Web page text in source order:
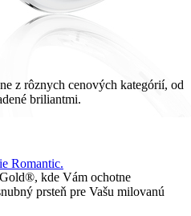
Romantic.
z rôznych cenových kategórií, od
briliantmi.
kde Vám ochotne
prsteň pre Vašu milovanú